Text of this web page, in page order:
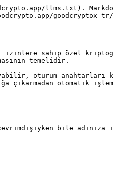
llms.txt).
goodcryptox-
izinlere sahip özel
temelidir.
oturum anahtarları
çıkarmadan otomatik
bile